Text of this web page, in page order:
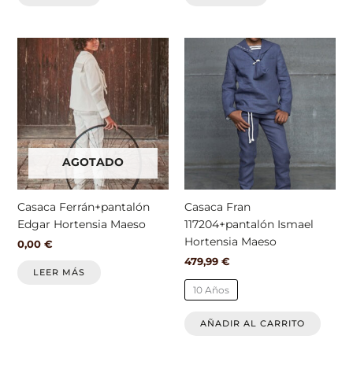
AGOTADO
Casaca Ferrán+pantalón
Edgar Hortensia Maeso
0,00 €
LEER MÁS
Casaca Fran
117204+pantalón Ismael
Hortensia Maeso
479,99 €
10 Años
AÑADIR AL CARRITO
tiene
se